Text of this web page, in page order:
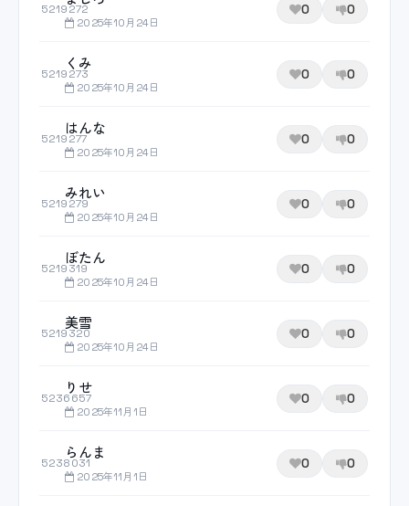
5219272
2025年10月24日
0 0
5219273
くみ
2025年10月24日
0 0
5219277
はんな
2025年10月24日
0 0
5219279
みれい
2025年10月24日
0 0
5219319
ぼたん
2025年10月24日
0 0
5219320
美雪
2025年10月24日
0 0
5236657
りせ
2025年11月1日
0 0
5238031
らんま
2025年11月1日
0 0